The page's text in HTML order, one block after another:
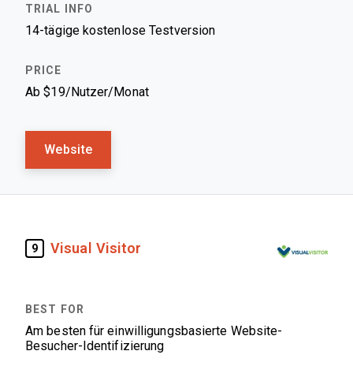
14-tägige kostenlose Testversion
Ab $19/Nutzer/Monat
Website
9 Visual Visitor
Am besten für einwilligungsbasierte Website-
Besucher-Identifizierung